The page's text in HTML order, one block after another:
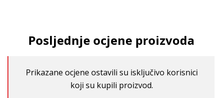
Posljednje ocjene proizvoda
Prikazane ocjene ostavili su isključivo korisnici
koji su kupili proizvod.